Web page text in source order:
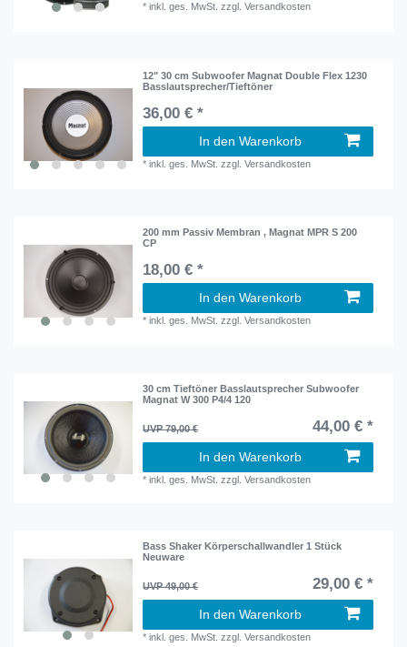
*inkl. ges. MwSt. zzgl.Versandkosten
12" 30 cm Subwoofer Magnat Double Flex 1230
Basslautsprecher/Tieftöner
36,00 € *
In den Warenkorb
*inkl. ges. MwSt. zzgl.Versandkosten
200 mm Passiv Membran , Magnat MPR S 200
CP
18,00 € *
In den Warenkorb
*inkl. ges. MwSt. zzgl.Versandkosten
30 cm Tieftöner Basslautsprecher Subwoofer
Magnat W 300 P4/4 120
UVP 79,00 € 44,00 € *
In den Warenkorb
*inkl. ges. MwSt. zzgl.Versandkosten
Bass Shaker Körperschallwandler 1 Stück
Neuware
UVP 49,00 € 29,00 € *
In den Warenkorb
*inkl. ges. MwSt. zzgl.Versandkosten